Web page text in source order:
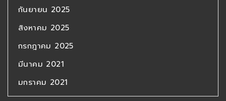
กันยายน 2025
สิงหาคม 2025
กรกฎาคม 2025
มีนาคม 2021
มกราคม 2021